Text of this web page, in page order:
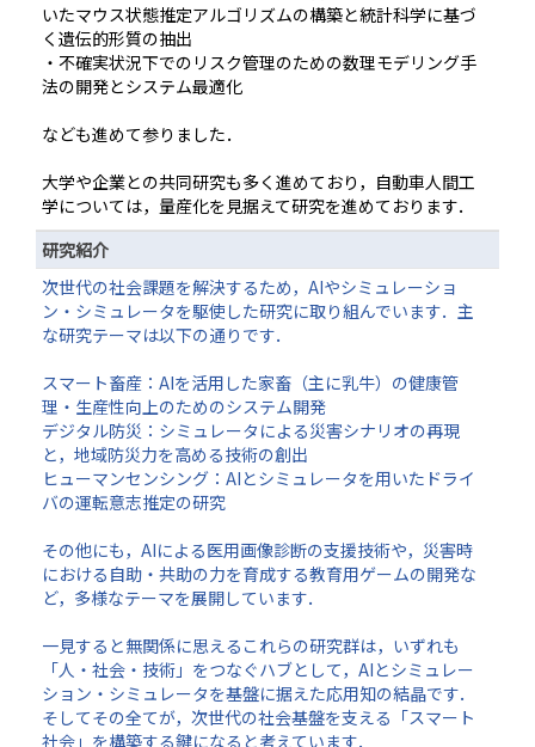
いたマウス状態推定アルゴリズムの構築と統計科学に基づ
く遺伝的形質の抽出
・不確実状況下でのリスク管理のための数理モデリング手
法の開発とシステム最適化
なども進めて参りました．
大学や企業との共同研究も多く進めており，自動車人間工
学については，量産化を見据えて研究を進めております．
研究紹介
次世代の社会課題を解決するため，AIやシミュレーショ
ン・シミュレータを駆使した研究に取り組んでいます．主
な研究テーマは以下の通りです．
スマート畜産：AIを活用した家畜（主に乳牛）の健康管
理・生産性向上のためのシステム開発
デジタル防災：シミュレータによる災害シナリオの再現
と，地域防災力を高める技術の創出
ヒューマンセンシング：AIとシミュレータを用いたドライ
バの運転意志推定の研究
その他にも，AIによる医用画像診断の支援技術や，災害時
における自助・共助の力を育成する教育用ゲームの開発な
ど，多様なテーマを展開しています．
一見すると無関係に思えるこれらの研究群は，いずれも
「人・社会・技術」をつなぐハブとして，AIとシミュレー
ション・シミュレータを基盤に据えた応用知の結晶です．
そしてその全てが，次世代の社会基盤を支える「スマート
社会」を構築する鍵になると考えています．